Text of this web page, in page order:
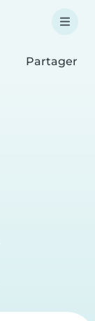
Partager